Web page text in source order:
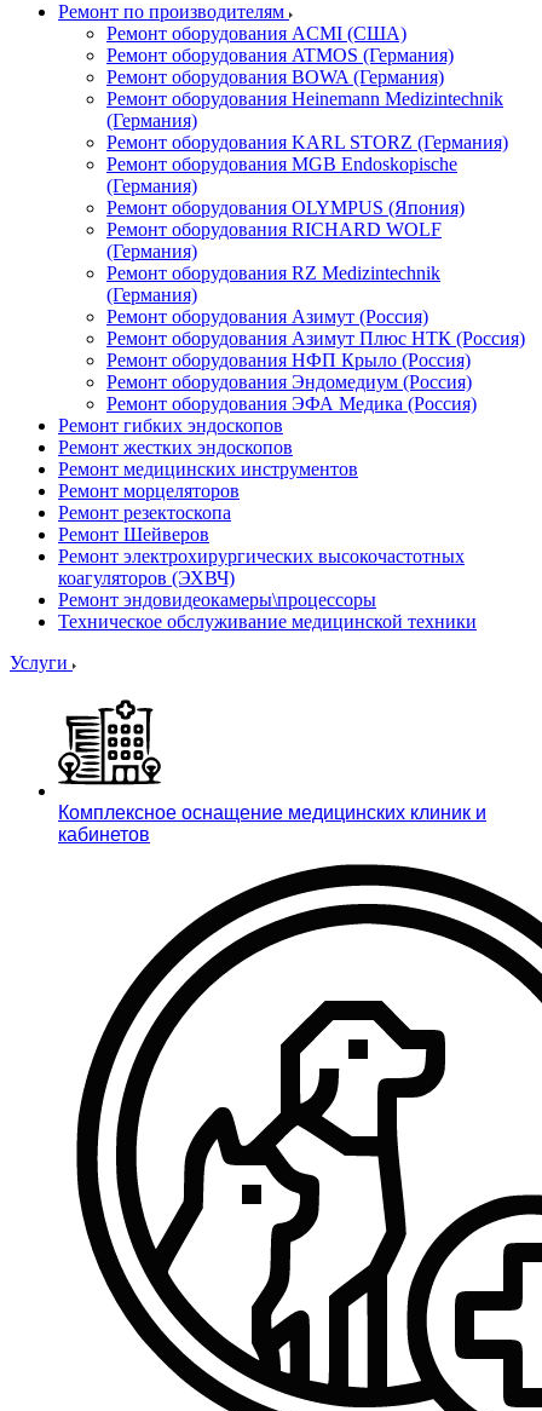
Ремонт по производителям
Ремонт оборудования ACMI (США)
Ремонт оборудования ATMOS (Германия)
Ремонт оборудования BOWA (Германия)
Ремонт оборудования Heinemann Medizintechnik
(Германия)
Ремонт оборудования KARL STORZ (Германия)
Ремонт оборудования MGB Endoskopische
(Германия)
Ремонт оборудования OLYMPUS (Япония)
Ремонт оборудования RICHARD WOLF
(Германия)
Ремонт оборудования RZ Medizintechnik
(Германия)
Ремонт оборудования Азимут (Россия)
Ремонт оборудования Азимут Плюс НТК (Россия)
Ремонт оборудования НФП Крыло (Россия)
Ремонт оборудования Эндомедиум (Россия)
Ремонт оборудования ЭФА Медика (Россия)
Ремонт гибких эндоскопов
Ремонт жестких эндоскопов
Ремонт медицинских инструментов
Ремонт морцеляторов
Ремонт резектоскопа
Ремонт Шейверов
Ремонт электрохирургических высокочастотных
коагуляторов (ЭХВЧ)
Ремонт эндовидеокамеры\процессоры
Техническое обслуживание медицинской техники
Услуги
Комплексное оснащение медицинских клиник и
кабинетов